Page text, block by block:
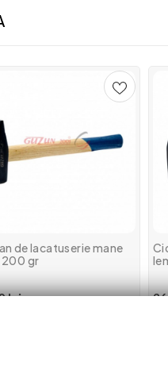
de lacatuserie mane
200 gr
lei